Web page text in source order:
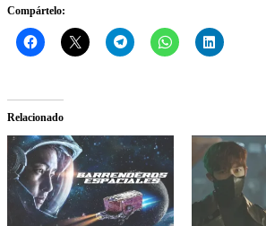
Compártelo:
Relacionado